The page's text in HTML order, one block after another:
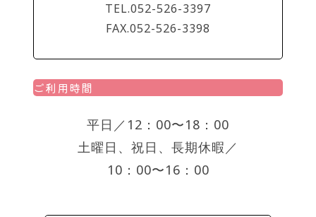
TEL.052-526-3397
FAX.052-526-3398
ご利用時間
平日／12：00〜18：00
土曜日、祝日、長期休暇／
10：00〜16：00